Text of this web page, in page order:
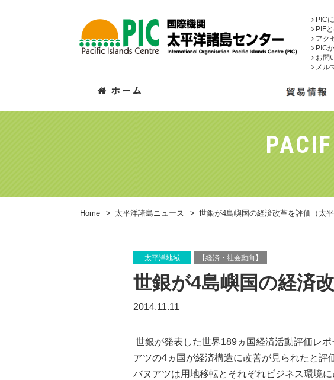
PIC
PIF
アク
PIC
お問
メル
Home > 太平洋諸島ニュース > 世銀が4島嶼国の経済改革を評価（太平
太平洋地域 【経済・社会動向】
世銀が4島嶼国の経済
2014.11.11
世銀が発表した世界189ヵ国経済活動評価レ
アツの4ヵ国が経済構造に改善が見られたと評
バヌアツは用地移転とそれぞれビジネス環境